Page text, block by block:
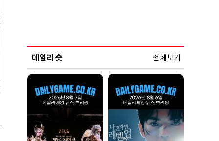
데일리 숏 전체보기